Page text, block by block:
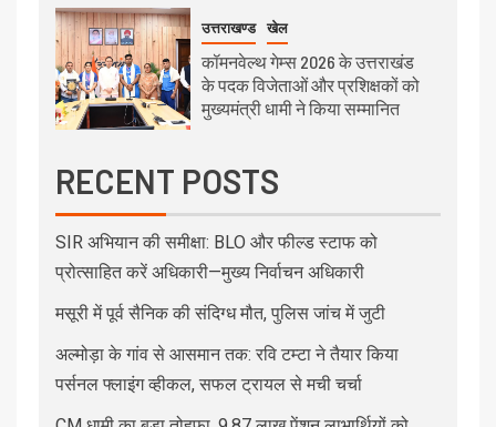
उत्तराखण्ड खेल
कॉमनवेल्थ गेम्स 2026 के उत्तराखंड
के पदक विजेताओं और प्रशिक्षकों को
मुख्यमंत्री धामी ने किया सम्मानित
RECENT POSTS
SIR अभियान की समीक्षा: BLO और फील्ड स्टाफ को
प्रोत्साहित करें अधिकारी—मुख्य निर्वाचन अधिकारी
मसूरी में पूर्व सैनिक की संदिग्ध मौत, पुलिस जांच में जुटी
अल्मोड़ा के गांव से आसमान तक: रवि टम्टा ने तैयार किया
पर्सनल फ्लाइंग व्हीकल, सफल ट्रायल से मची चर्चा